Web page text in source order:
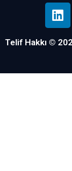
Telif Hakkı ©